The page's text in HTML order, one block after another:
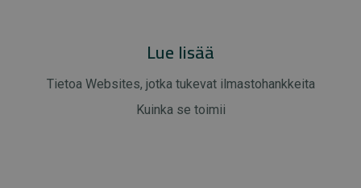
Lue lisää
Tietoa Websites, jotka tukevat ilmastohankkeita
Kuinka se toimii